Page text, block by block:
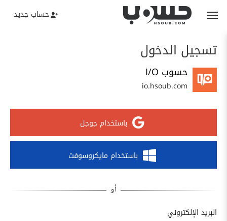
حساب جديد
تسجيل الدخول
حسوب I/O
io.hsoub.com
باستخدام جوجل
باستخدام مايكروسوفت
البريد الإلكتروني